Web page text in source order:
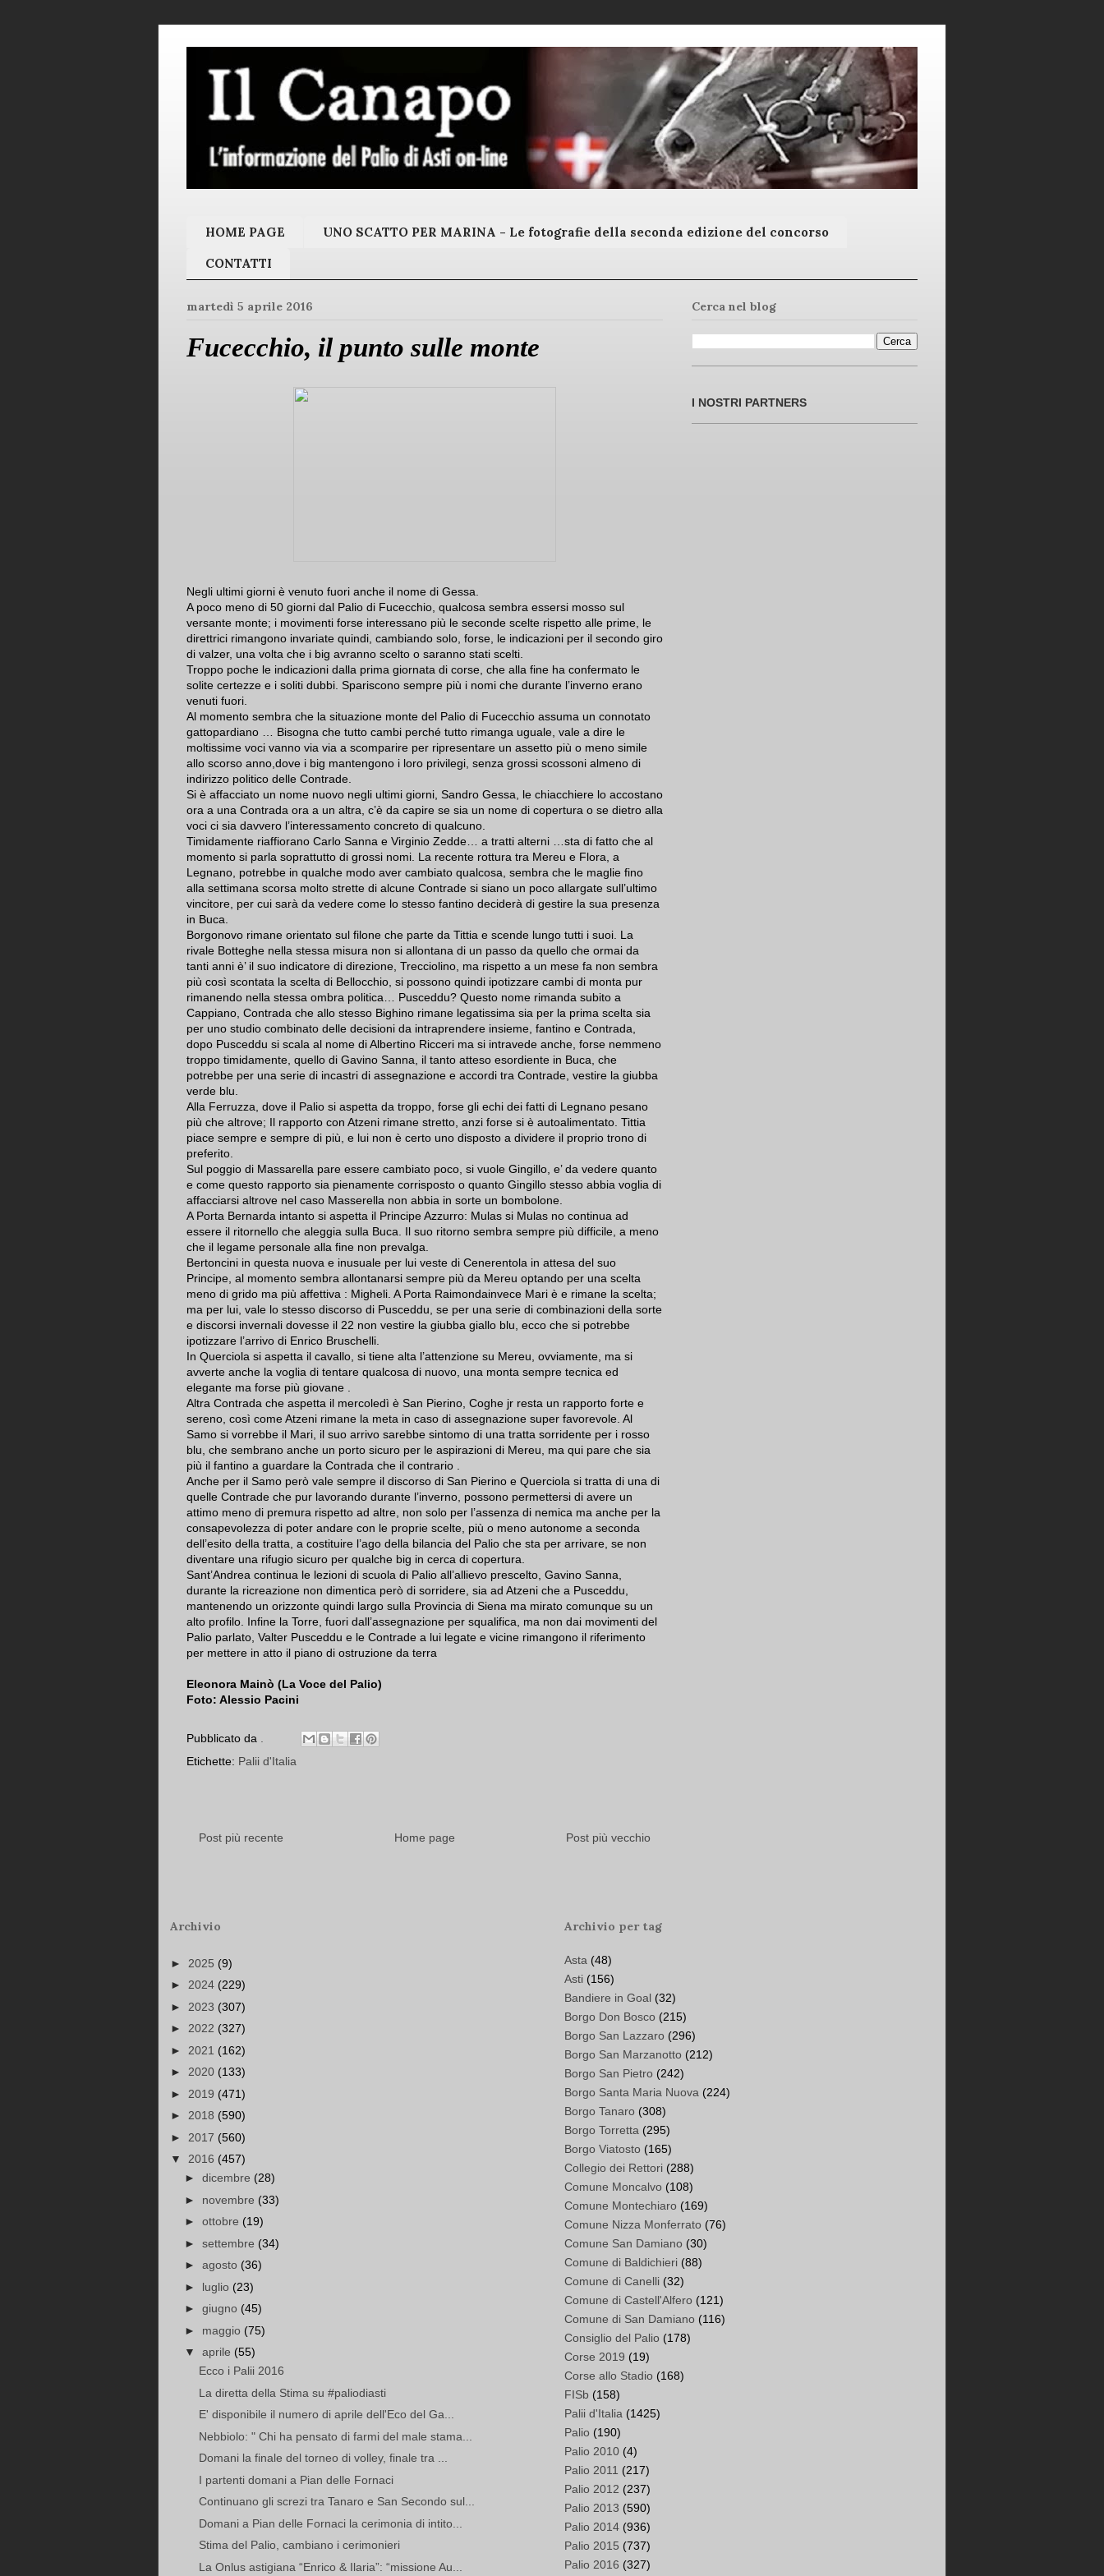
HOME PAGE UNO SCATTO PER MARINA - Le fotografie della seconda edizione del concorso
CONTATTI
martedì 5 aprile 2016
Fucecchio, il punto sulle monte
Negli ultimi giorni è venuto fuori anche il nome di Gessa.
A poco meno di 50 giorni dal Palio di Fucecchio, qualcosa sembra essersi mosso sul
versante monte; i movimenti forse interessano più le seconde scelte rispetto alle prime, le
direttrici rimangono invariate quindi, cambiando solo, forse, le indicazioni per il secondo giro
di valzer, una volta che i big avranno scelto o saranno stati scelti.
Troppo poche le indicazioni dalla prima giornata di corse, che alla fine ha confermato le
solite certezze e i soliti dubbi. Spariscono sempre più i nomi che durante l’inverno erano
venuti fuori.
Al momento sembra che la situazione monte del Palio di Fucecchio assuma un connotato
gattopardiano … Bisogna che tutto cambi perché tutto rimanga uguale, vale a dire le
moltissime voci vanno via via a scomparire per ripresentare un assetto più o meno simile
allo scorso anno,dove i big mantengono i loro privilegi, senza grossi scossoni almeno di
indirizzo politico delle Contrade.
Si è affacciato un nome nuovo negli ultimi giorni, Sandro Gessa, le chiacchiere lo accostano
ora a una Contrada ora a un altra, c’è da capire se sia un nome di copertura o se dietro alla
voci ci sia davvero l’interessamento concreto di qualcuno.
Timidamente riaffiorano Carlo Sanna e Virginio Zedde… a tratti alterni …sta di fatto che al
momento si parla soprattutto di grossi nomi. La recente rottura tra Mereu e Flora, a
Legnano, potrebbe in qualche modo aver cambiato qualcosa, sembra che le maglie fino
alla settimana scorsa molto strette di alcune Contrade si siano un poco allargate sull’ultimo
vincitore, per cui sarà da vedere come lo stesso fantino deciderà di gestire la sua presenza
in Buca.
Borgonovo rimane orientato sul filone che parte da Tittia e scende lungo tutti i suoi. La
rivale Botteghe nella stessa misura non si allontana di un passo da quello che ormai da
tanti anni è’ il suo indicatore di direzione, Trecciolino, ma rispetto a un mese fa non sembra
più così scontata la scelta di Bellocchio, si possono quindi ipotizzare cambi di monta pur
rimanendo nella stessa ombra politica… Pusceddu? Questo nome rimanda subito a
Cappiano, Contrada che allo stesso Bighino rimane legatissima sia per la prima scelta sia
per uno studio combinato delle decisioni da intraprendere insieme, fantino e Contrada,
dopo Pusceddu si scala al nome di Albertino Ricceri ma si intravede anche, forse nemmeno
troppo timidamente, quello di Gavino Sanna, il tanto atteso esordiente in Buca, che
potrebbe per una serie di incastri di assegnazione e accordi tra Contrade, vestire la giubba
verde blu.
Alla Ferruzza, dove il Palio si aspetta da troppo, forse gli echi dei fatti di Legnano pesano
più che altrove; Il rapporto con Atzeni rimane stretto, anzi forse si è autoalimentato. Tittia
piace sempre e sempre di più, e lui non è certo uno disposto a dividere il proprio trono di
preferito.
Sul poggio di Massarella pare essere cambiato poco, si vuole Gingillo, e’ da vedere quanto
e come questo rapporto sia pienamente corrisposto o quanto Gingillo stesso abbia voglia di
affacciarsi altrove nel caso Masserella non abbia in sorte un bombolone.
A Porta Bernarda intanto si aspetta il Principe Azzurro: Mulas si Mulas no continua ad
essere il ritornello che aleggia sulla Buca. Il suo ritorno sembra sempre più difficile, a meno
che il legame personale alla fine non prevalga.
Bertoncini in questa nuova e inusuale per lui veste di Cenerentola in attesa del suo
Principe, al momento sembra allontanarsi sempre più da Mereu optando per una scelta
meno di grido ma più affettiva : Migheli. A Porta Raimondainvece Mari è e rimane la scelta;
ma per lui, vale lo stesso discorso di Pusceddu, se per una serie di combinazioni della sorte
e discorsi invernali dovesse il 22 non vestire la giubba giallo blu, ecco che si potrebbe
ipotizzare l’arrivo di Enrico Bruschelli.
In Querciola si aspetta il cavallo, si tiene alta l’attenzione su Mereu, ovviamente, ma si
avverte anche la voglia di tentare qualcosa di nuovo, una monta sempre tecnica ed
elegante ma forse più giovane .
Altra Contrada che aspetta il mercoledì è San Pierino, Coghe jr resta un rapporto forte e
sereno, così come Atzeni rimane la meta in caso di assegnazione super favorevole. Al
Samo si vorrebbe il Mari, il suo arrivo sarebbe sintomo di una tratta sorridente per i rosso
blu, che sembrano anche un porto sicuro per le aspirazioni di Mereu, ma qui pare che sia
più il fantino a guardare la Contrada che il contrario .
Anche per il Samo però vale sempre il discorso di San Pierino e Querciola si tratta di una di
quelle Contrade che pur lavorando durante l’inverno, possono permettersi di avere un
attimo meno di premura rispetto ad altre, non solo per l’assenza di nemica ma anche per la
consapevolezza di poter andare con le proprie scelte, più o meno autonome a seconda
dell’esito della tratta, a costituire l’ago della bilancia del Palio che sta per arrivare, se non
diventare una rifugio sicuro per qualche big in cerca di copertura.
Sant’Andrea continua le lezioni di scuola di Palio all’allievo prescelto, Gavino Sanna,
durante la ricreazione non dimentica però di sorridere, sia ad Atzeni che a Pusceddu,
mantenendo un orizzonte quindi largo sulla Provincia di Siena ma mirato comunque su un
alto profilo. Infine la Torre, fuori dall’assegnazione per squalifica, ma non dai movimenti del
Palio parlato, Valter Pusceddu e le Contrade a lui legate e vicine rimangono il riferimento
per mettere in atto il piano di ostruzione da terra
Eleonora Mainò (La Voce del Palio)
Foto: Alessio Pacini
Pubblicato da
Etichette: Palii d'Italia
Post più recente Post più vecchio
Home page
Cerca nel blog
I NOSTRI PARTNERS
Archivio
► 2025 (9)
► 2024 (229)
► 2023 (307)
► 2022 (327)
► 2021 (162)
► 2020 (133)
► 2019 (471)
► 2018 (590)
► 2017 (560)
▼ 2016 (457)
► dicembre (28)
► novembre (33)
► ottobre (19)
► settembre (34)
► agosto (36)
► luglio (23)
► giugno (45)
► maggio (75)
▼ aprile (55)
Ecco i Palii 2016
La diretta della Stima su #paliodiasti
E' disponibile il numero di aprile dell'Eco del Ga...
Nebbiolo: " Chi ha pensato di farmi del male stama...
Domani la finale del torneo di volley, finale tra ...
I partenti domani a Pian delle Fornaci
Continuano gli screzi tra Tanaro e San Secondo sul...
Domani a Pian delle Fornaci la cerimonia di intito...
Stima del Palio, cambiano i cerimonieri
La Onlus astigiana “Enrico & Ilaria”: “missione Au...
Archivio per tag
Asta (48)
Asti (156)
Bandiere in Goal (32)
Borgo Don Bosco (215)
Borgo San Lazzaro (296)
Borgo San Marzanotto (212)
Borgo San Pietro (242)
Borgo Santa Maria Nuova (224)
Borgo Tanaro (308)
Borgo Torretta (295)
Borgo Viatosto (165)
Collegio dei Rettori (288)
Comune Moncalvo (108)
Comune Montechiaro (169)
Comune Nizza Monferrato (76)
Comune San Damiano (30)
Comune di Baldichieri (88)
Comune di Canelli (32)
Comune di Castell'Alfero (121)
Comune di San Damiano (116)
Consiglio del Palio (178)
Corse 2019 (19)
Corse allo Stadio (168)
FISb (158)
Palii d'Italia (1425)
Palio (190)
Palio 2010 (4)
Palio 2011 (217)
Palio 2012 (237)
Palio 2013 (590)
Palio 2014 (936)
Palio 2015 (737)
Palio 2016 (327)